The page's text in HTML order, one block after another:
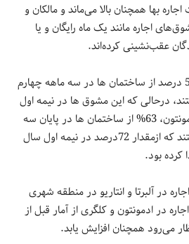
بها همچنان بالا می‌‌ماند و مالکان و
اجاره مانند یک ماه رایگان و یا
عقب‌نشینی کرده‌اند.
در سال 2021، در کلگری، 51 درصد از ساختمان ها در سه ماهه چهارم
درحالی که این مشوق ها در نیمه اول
سال 2021، 57% بود. در ادمونتون، 63% از ساختمان ها در پایان سه
ماهه چهارم مشوق‌هایی داشتند که ازمقدار 72درصد در نیمه اول سال
در آلبرتا و انتاریو در منطقه شهری
در ادمونتون و کلگری از آمار قبل از